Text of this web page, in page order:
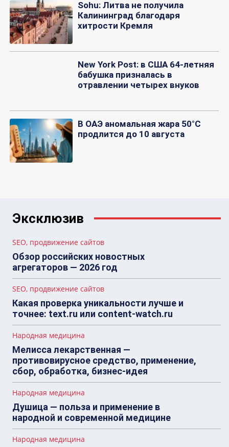
Sohu: Литва не получила
Калининград благодаря
хитрости Кремля
New York Post: в США 64-летняя
бабушка призналась в
отравлении четырех внуков
В ОАЭ аномальная жара 50°C
продлится до 10 августа
Эксклюзив
SEO, продвижение сайтов
Обзор российских новостных
агрегаторов — 2026 год
SEO, продвижение сайтов
Какая проверка уникальности лучше и
точнее: text.ru или content-watch.ru
Народная медицина
Мелисса лекарственная —
противовирусное средство, применение,
сбор, обработка, бизнес-идея
Народная медицина
Душица — польза и применение в
народной и современной медицине
Народная медицина